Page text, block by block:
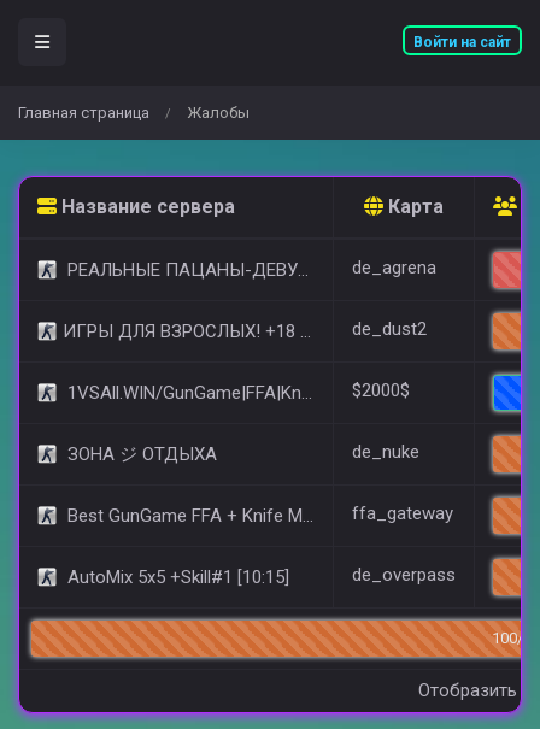
Войти на сайт
Главная страница / Жалобы
Название сервера Карта
РЕАЛЬНЫЕ ПАЦАНЫ-ДЕВУШКИ 18+ [STEAM BONUS] de_agrena
​ИГРЫ ДЛЯ ВЗРОСЛЫХ! +18 © (FREE VIP) de_dust2
1VSAll.WIN/GunGame|FFA|KnIfE MoD $2000$
ЗОНА ジ ОТДЫХА de_nuke
Best GunGame FFA + Knife MOD(+18) ffa_gateway
AutoMix 5x5 +Skill#1 [10:15] de_overpass
100/
Отобразить